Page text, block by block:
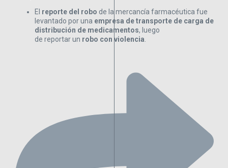
El reporte del robo de la mercancía farmacéutica fue
levantado por una empresa de transporte de carga de
distribución de medicamentos, luego
de reportar un robo con violencia